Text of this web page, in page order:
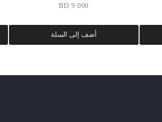
9.000 BD
أضف إلى السلة